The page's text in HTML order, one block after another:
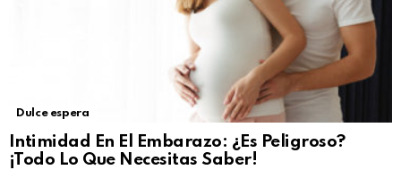
Dulce espera
Intimidad En El Embarazo: ¿Es Peligroso?
¡Todo Lo Que Necesitas Saber!